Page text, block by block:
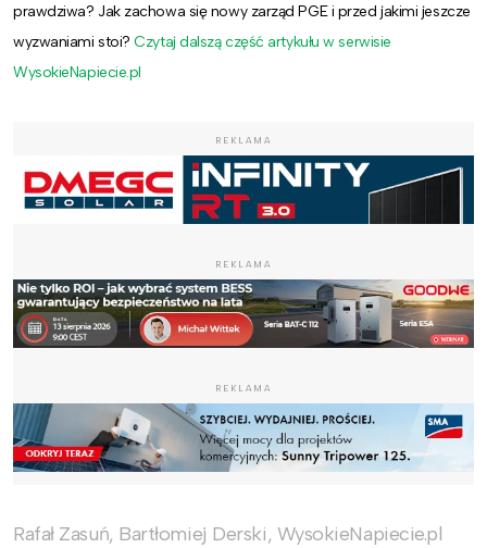
prawdziwa? Jak zachowa się nowy zarząd PGE i przed jakimi jeszcze
wyzwaniami stoi?Czytaj dalszą część artykułu w serwisie
WysokieNapiecie.pl
REKLAMA
REKLAMA
REKLAMA
Rafał Zasuń, Bartłomiej Derski, WysokieNapiecie.pl